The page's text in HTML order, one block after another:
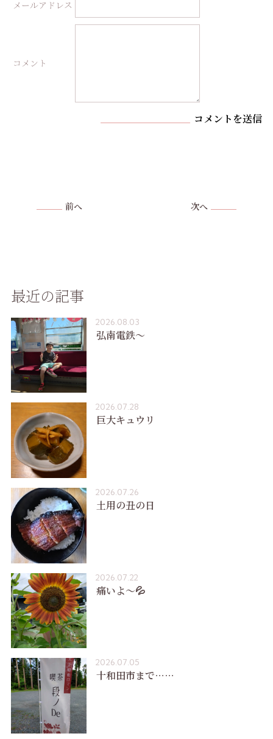
メールアドレス
コメント
コメントを送信
前へ 次へ
最近の記事
2026.08.03
弘南電鉄〜
2026.07.28
巨大キュウリ
2026.07.26
土用の丑の日
2026.07.22
痛いよ〜💦
2026.07.05
十和田市まで……